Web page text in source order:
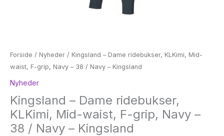
Forside / Nyheder / Kingsland – Dame ridebukser, KLKimi, Mid-
waist, F-grip, Navy – 38 / Navy – Kingsland
Nyheder
Kingsland – Dame ridebukser,
KLKimi, Mid-waist, F-grip, Navy –
38 / Navy – Kingsland